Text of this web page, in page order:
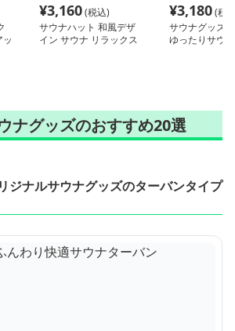
¥3,160(税込)
サウナハット 和風デザ
イン サウナ リラックス
¥3,180(税
サウナグッズ
ゆったりサウ
ナグッズのおすすめ20選
ジナルサウナグッズのターバンタイプ